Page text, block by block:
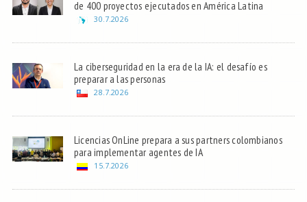
de 400 proyectos ejecutados en América Latina
30.7.2026
La ciberseguridad en la era de la IA: el desafío es
preparar a las personas
28.7.2026
Licencias OnLine prepara a sus partners colombianos
para implementar agentes de IA
15.7.2026